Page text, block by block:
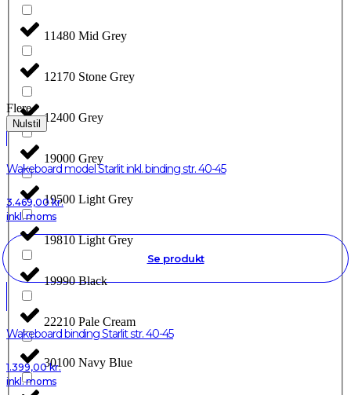
11480 Mid Grey
12170 Stone Grey
12400 Grey
19000 Grey
19500 Light Grey
19810 Light Grey
19990 Black
22210 Pale Cream
30100 Navy Blue
Flere
Nulstil
Wakeboard model Starlit inkl. binding str. 40-45
3.469,00kr.
inkl. moms
Se produkt
Wakeboard binding Starlit str. 40-45
1.399,00kr.
inkl. moms